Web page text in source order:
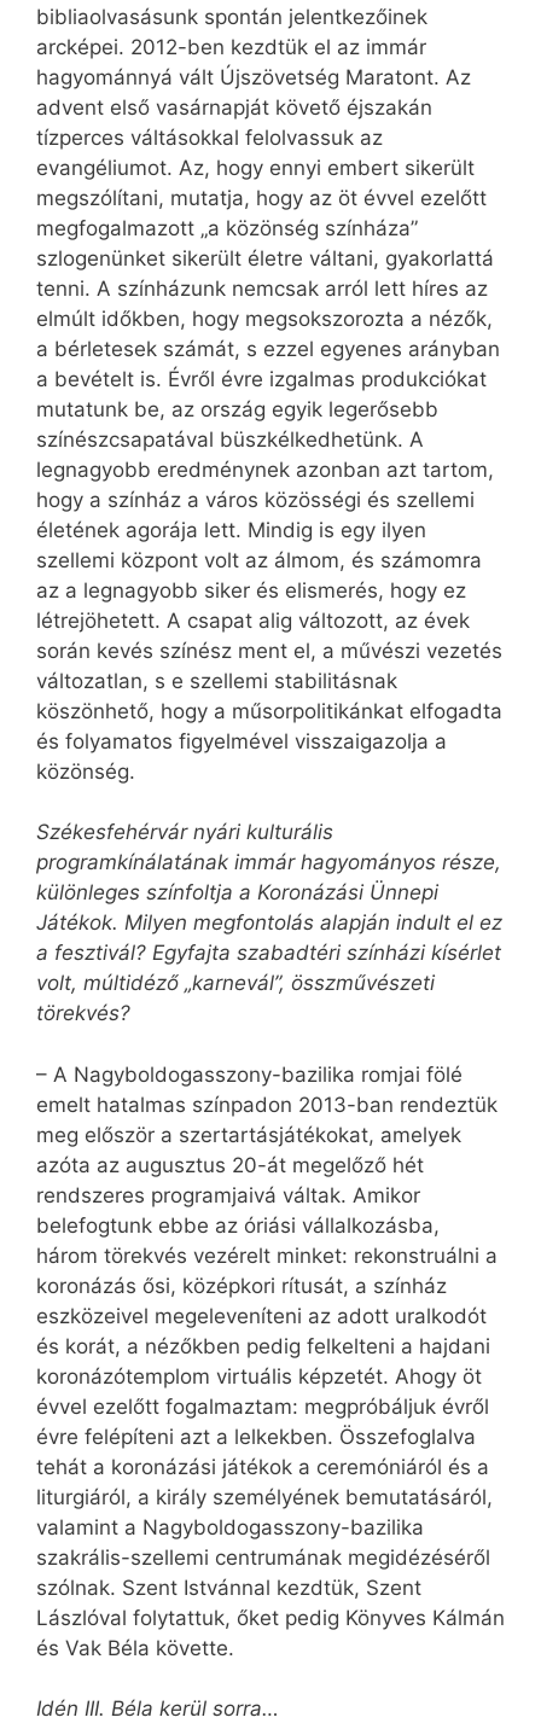
bibliaolvasásunk spontán jelentkezőinek
arcképei. 2012-ben kezdtük el az immár
hagyománnyá vált Újszövetség Maratont. Az
advent első vasárnapját követő éjszakán
tízperces váltásokkal felolvassuk az
evangéliumot. Az, hogy ennyi embert sikerült
megszólítani, mutatja, hogy az öt évvel ezelőtt
megfogalmazott „a közönség színháza”
szlogenünket sikerült életre váltani, gyakorlattá
tenni. A színházunk nemcsak arról lett híres az
elmúlt időkben, hogy megsokszorozta a nézők,
a bérletesek számát, s ezzel egyenes arányban
a bevételt is. Évről évre izgalmas produkciókat
mutatunk be, az ország egyik legerősebb
színészcsapatával büszkélkedhetünk. A
legnagyobb eredménynek azonban azt tartom,
hogy a színház a város közösségi és szellemi
életének agorája lett. Mindig is egy ilyen
szellemi központ volt az álmom, és számomra
az a legnagyobb siker és elismerés, hogy ez
létrejöhetett. A csapat alig változott, az évek
során kevés színész ment el, a művészi vezetés
változatlan, s e szellemi stabilitásnak
köszönhető, hogy a műsorpolitikánkat elfogadta
és folyamatos figyelmével visszaigazolja a
közönség.
Székesfehérvár nyári kulturális
programkínálatának immár hagyományos része,
különleges színfoltja a Koronázási Ünnepi
Játékok. Milyen megfontolás alapján indult el ez
a fesztivál? Egyfajta szabadtéri színházi kísérlet
volt, múltidéző „karnevál”, összművészeti
törekvés?
– A Nagyboldogasszony-bazilika romjai fölé
emelt hatalmas színpadon 2013-ban rendeztük
meg először a szertartásjátékokat, amelyek
azóta az augusztus 20-át megelőző hét
rendszeres programjaivá váltak. Amikor
belefogtunk ebbe az óriási vállalkozásba,
három törekvés vezérelt minket: rekonstruálni a
koronázás ősi, középkori rítusát, a színház
eszközeivel megeleveníteni az adott uralkodót
és korát, a nézőkben pedig felkelteni a hajdani
koronázó­templom virtuális képzetét. Ahogy öt
évvel ezelőtt fogalmaztam: megpróbáljuk évről
évre felépíteni azt a lelkekben. Összefoglalva
tehát a koronázási játékok a ceremóniáról és a
liturgiáról, a király személyének bemutatásáról,
valamint a Nagyboldogasszony-bazilika
szakrális-szellemi cent­rumának megidézéséről
szólnak. Szent Istvánnal kezdtük, Szent
Lászlóval folytattuk, őket pedig Könyves Kálmán
és Vak Béla követte.
Idén III. Béla kerül sorra…